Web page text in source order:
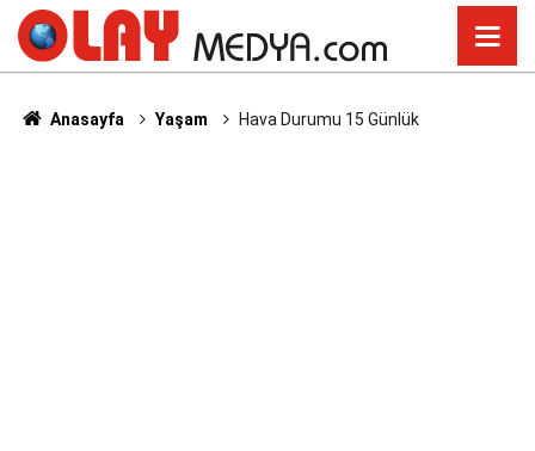
Anasayfa Yaşam Hava Durumu 15 Günlük